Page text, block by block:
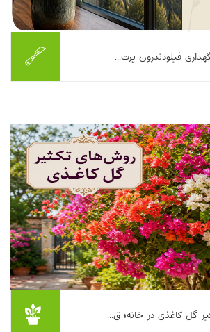
هستید؛ که علاوه بر زیبایی، نگهداریش هم
بیشتر بخوانیم ...
فیلودندرون پرت...
گل کاغذی در خانه؛ ق...